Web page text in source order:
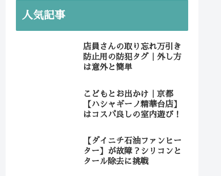
人気記事
店員さんの取り忘れ万引き
防止用の防犯タグ｜外し方
は意外と簡単
こどもとお出かけ｜京都
【ハシャギーノ精華台店】
はコスパ良しの室内遊び！
【ダイニチ石油ファンヒー
ター】が故障？シリコンと
タール除去に挑戦